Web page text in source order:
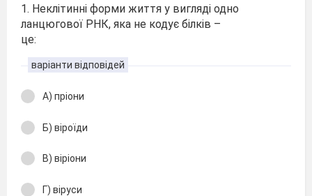
1. Неклітинні форми життя у вигляді одно
ланцюгової РНК, яка не кодує білків –
це:
варіанти відповідей
А) пріони
Б) віроїди
В) віріони
Г) віруси